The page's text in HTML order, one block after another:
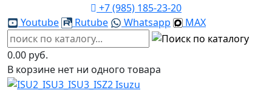
+7 (985) 185-23-20
Youtube
Rutube Whatsapp MAX
0.00 руб.
В корзине нет ни одного товара